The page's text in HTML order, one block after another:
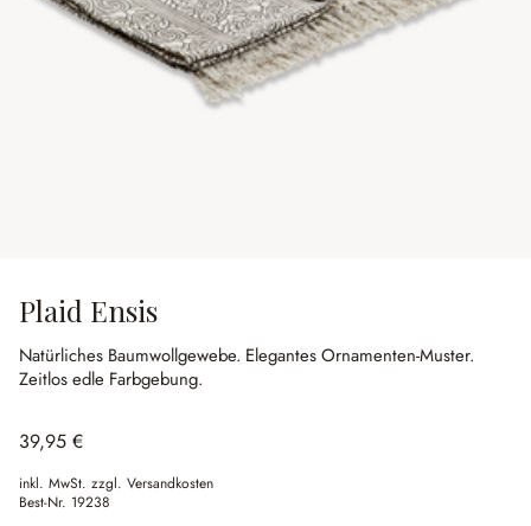
Plaid Ensis
Natürliches Baumwollgewebe. Elegantes Ornamenten-Muster.
Zeitlos edle Farbgebung.
39,95 €
inkl. MwSt. zzgl. Versandkosten
Best-Nr. 19238